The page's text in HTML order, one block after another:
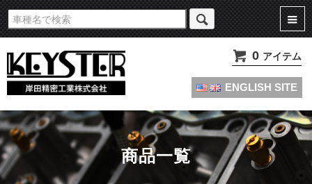
旧車・名車・絶版車キャブレターのオーバーホールやセッティングパーツは
KEYSTERの燃調キット
0 アイテム
ENGLISH SITE
商品一覧